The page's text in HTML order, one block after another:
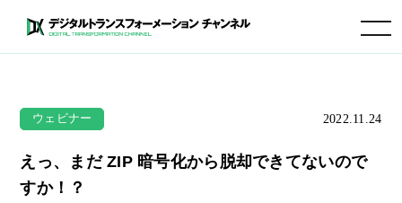
toggle navigation
ウェビナー 2022.11.24
えっ、まだ ZIP 暗号化から脱却できてないので
すか！？